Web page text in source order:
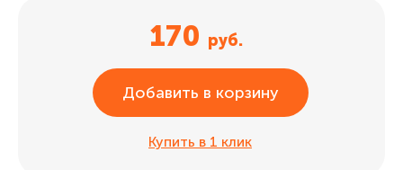
170 руб.
Добавить в корзину
Купить в 1 клик